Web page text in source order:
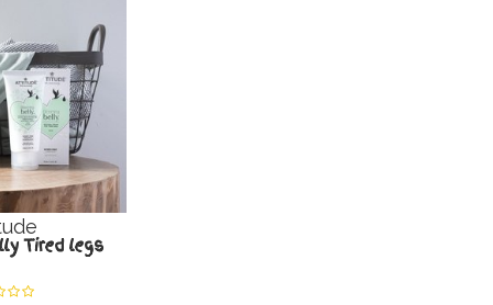
Tired legs